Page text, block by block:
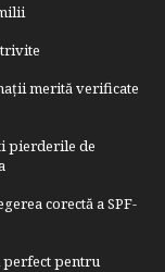
merită verificate
pierderile de
corectă a SPF-
pentru